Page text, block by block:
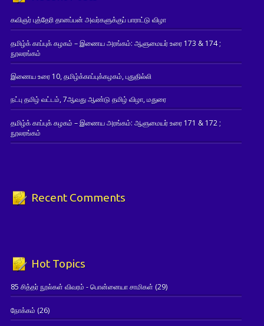
கவிஞர் புத்தேரி தானப்பன் அவர்களுக்குப் பாராட்டு விழா
தமிழ்க் காப்புக் கழகம் – இணைய அரங்கம்: ஆளுமையர் உரை 173 & 174 ;
நூலரங்கம்
இணைய உரை 10, தமிழ்க்காப்புக்கழகம், புதுதில்லி
நட்பு தமிழ் வட்டம், 7ஆவது ஆண்டு தமிழ் விழா, மதுரை
தமிழ்க் காப்புக் கழகம் – இணைய அரங்கம்: ஆளுமையர் உரை 171 & 172 ;
நூலரங்கம்
Recent Comments
Hot Topics
85 சித்தர் நூல்கள் விவரம் - பொன்னையா சாமிகள் (29)
நோக்கம் (26)